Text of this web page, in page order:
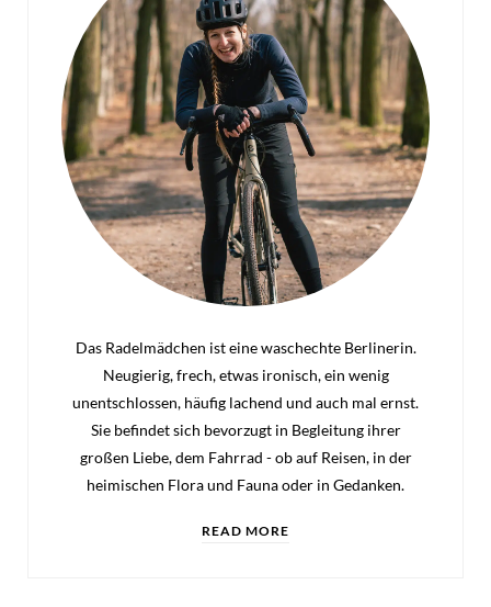
Das Radelmädchen ist eine waschechte Berlinerin.
Neugierig, frech, etwas ironisch, ein wenig
unentschlossen, häufig lachend und auch mal ernst.
Sie befindet sich bevorzugt in Begleitung ihrer
großen Liebe, dem Fahrrad - ob auf Reisen, in der
heimischen Flora und Fauna oder in Gedanken.
READ MORE